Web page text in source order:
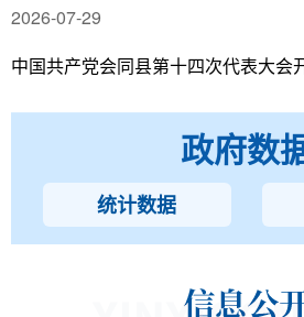
2026-07-29
中国共产党会同县第十四次代表大会
政府数
统计数据